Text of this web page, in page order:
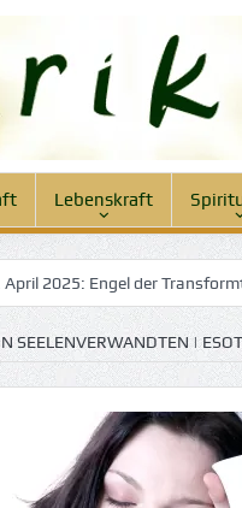
Lebenskraft
Engel der Transformtion
SEELENVERWANDTEN |